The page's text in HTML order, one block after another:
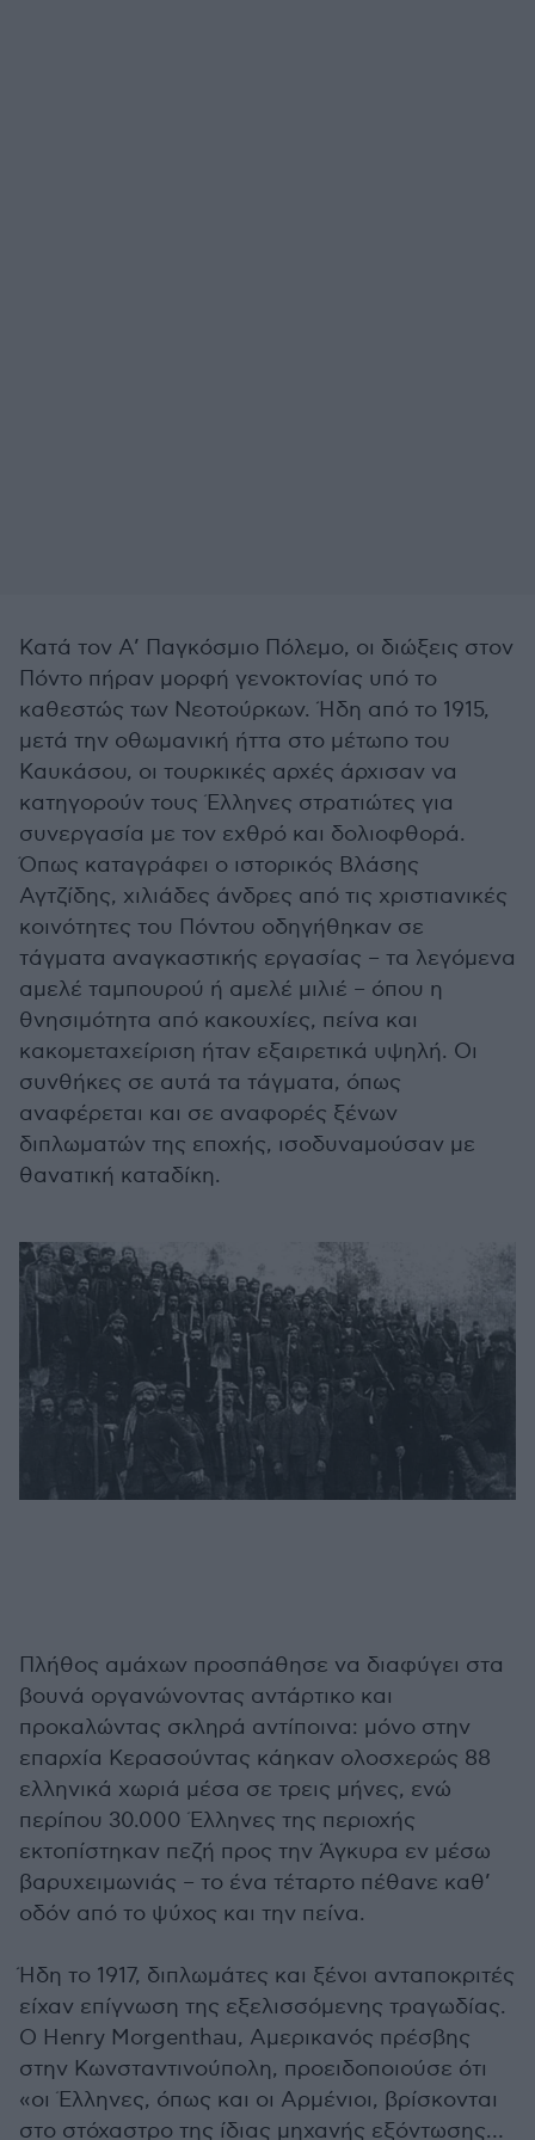
Κατά τον Α’ Παγκόσμιο Πόλεμο, οι διώξεις στον
Πόντο πήραν μορφή γενοκτονίας υπό το
καθεστώς των Νεοτούρκων. Ήδη από το 1915,
μετά την οθωμανική ήττα στο μέτωπο του
Καυκάσου, οι τουρκικές αρχές άρχισαν να
κατηγορούν τους Έλληνες στρατιώτες για
συνεργασία με τον εχθρό και δολιοφθορά.
Όπως καταγράφει ο ιστορικός Βλάσης
Αγτζίδης, χιλιάδες άνδρες από τις χριστιανικές
κοινότητες του Πόντου οδηγήθηκαν σε
τάγματα αναγκαστικής εργασίας – τα λεγόμενα
αμελέ ταμπουρού ή αμελέ μιλιέ – όπου η
θνησιμότητα από κακουχίες, πείνα και
κακομεταχείριση ήταν εξαιρετικά υψηλή. Οι
συνθήκες σε αυτά τα τάγματα, όπως
αναφέρεται και σε αναφορές ξένων
διπλωματών της εποχής, ισοδυναμούσαν με
θανατική καταδίκη.
Πλήθος αμάχων προσπάθησε να διαφύγει στα
βουνά οργανώνοντας αντάρτικο και
προκαλώντας σκληρά αντίποινα: μόνο στην
επαρχία Κερασούντας κάηκαν ολοσχερώς 88
ελληνικά χωριά μέσα σε τρεις μήνες, ενώ
περίπου 30.000 Έλληνες της περιοχής
εκτοπίστηκαν πεζή προς την Άγκυρα εν μέσω
βαρυχειμωνιάς – το ένα τέταρτο πέθανε καθ’
οδόν από το ψύχος και την πείνα.
Ήδη το 1917, διπλωμάτες και ξένοι ανταποκριτές
είχαν επίγνωση της εξελισσόμενης τραγωδίας.
Ο Henry Morgenthau, Αμερικανός πρέσβης
στην Κωνσταντινούπολη, προειδοποιούσε ότι
«οι Έλληνες, όπως και οι Αρμένιοι, βρίσκονται
στο στόχαστρο της ίδιας μηχανής εξόντωσης…